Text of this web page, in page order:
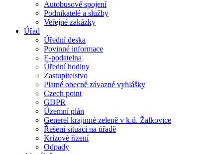
Autobusové spojení
Podnikatelé a služby
Veřejné zakázky
Úřad
Úřední deska
Povinné informace
E-podatelna
Úřední hodiny
Zastupitelstvo
Platné obecně závazné vyhlášky
Czech point
GDPR
Územní plán
Generel krajinné zeleně v k.ú. Žalkovice
Řešení situací na úřadě
Krizové řízení
Odpady